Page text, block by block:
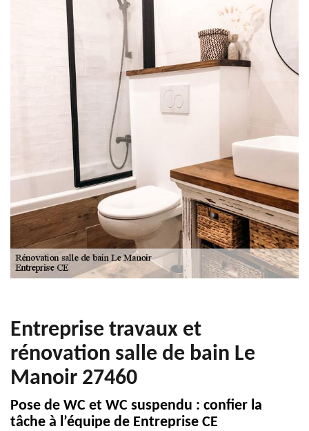
Entreprise travaux et
rénovation salle de bain Le
Manoir 27460
Pose de WC et WC suspendu : confier la
tâche à l’équipe de Entreprise CE